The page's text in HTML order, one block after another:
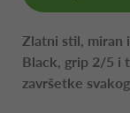
Zlatni stil, miran
Black, grip 2/5 i
završetke